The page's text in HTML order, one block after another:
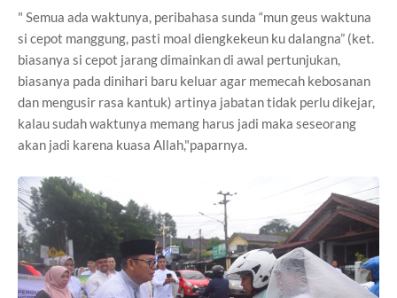
" Semua ada waktunya, peribahasa sunda “mun geus waktuna
si cepot manggung, pasti moal diengkekeun ku dalangna” (ket.
biasanya si cepot jarang dimainkan di awal pertunjukan,
biasanya pada dinihari baru keluar agar memecah kebosanan
dan mengusir rasa kantuk) artinya jabatan tidak perlu dikejar,
kalau sudah waktunya memang harus jadi maka seseorang
akan jadi karena kuasa Allah,"paparnya.